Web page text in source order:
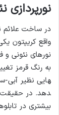
نورپردازی
در ساخت علائم
واقع کریپتون
نورهای نئونی
دهد. در حقیقت
بیشتری در